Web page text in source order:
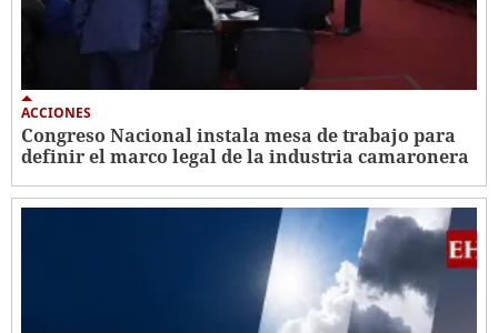
ACCIONES
Congreso Nacional instala mesa de trabajo para
definir el marco legal de la industria camaronera